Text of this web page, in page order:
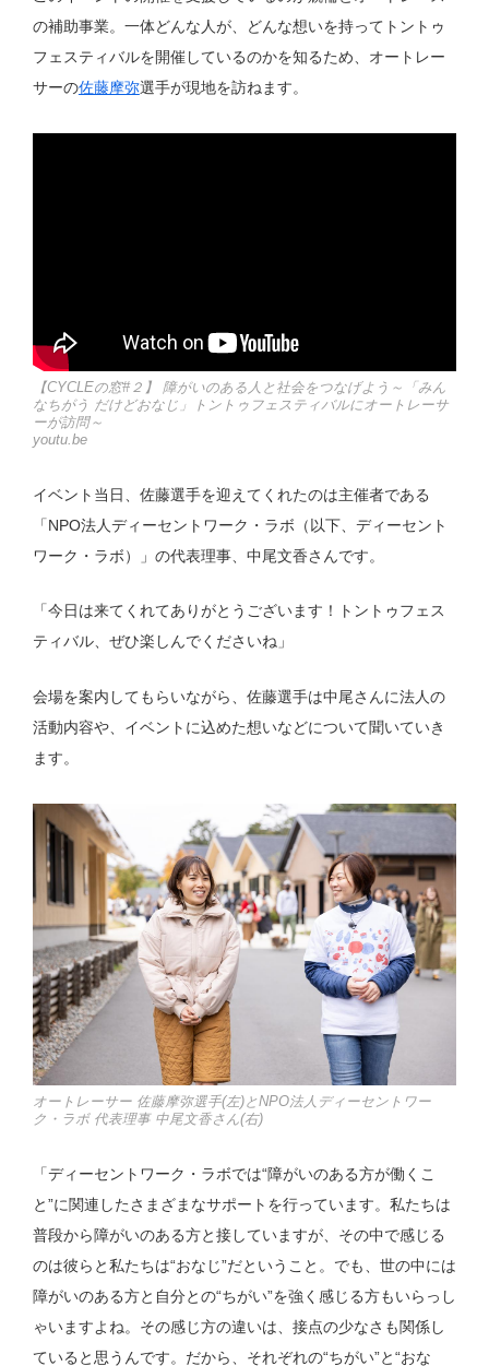
の補助事業。一体どんな人が、どんな想いを持ってトントゥ
フェスティバルを開催しているのかを知るため、オートレー
サーの佐藤摩弥選手が現地を訪ねます。
【CYCLEの窓#２】 障がいのある人と社会をつなげよう～「みん
なちがう だけどおなじ」トントゥフェスティバルにオートレーサ
ーが訪問～
youtu.be
イベント当日、佐藤選手を迎えてくれたのは主催者である
「NPO法人ディーセントワーク・ラボ（以下、ディーセント
ワーク・ラボ）」の代表理事、中尾文香さんです。
「今日は来てくれてありがとうございます！トントゥフェス
ティバル、ぜひ楽しんでくださいね」
会場を案内してもらいながら、佐藤選手は中尾さんに法人の
活動内容や、イベントに込めた想いなどについて聞いていき
ます。
オートレーサー 佐藤摩弥選手(左)とNPO法人ディーセントワー
ク・ラボ 代表理事 中尾文香さん(右)
「ディーセントワーク・ラボでは“障がいのある方が働くこ
と”に関連したさまざまなサポートを行っています。私たちは
普段から障がいのある方と接していますが、その中で感じる
のは彼らと私たちは“おなじ”だということ。でも、世の中には
障がいのある方と自分との“ちがい”を強く感じる方もいらっし
ゃいますよね。その感じ方の違いは、接点の少なさも関係し
ていると思うんです。だから、それぞれの“ちがい”と“おな